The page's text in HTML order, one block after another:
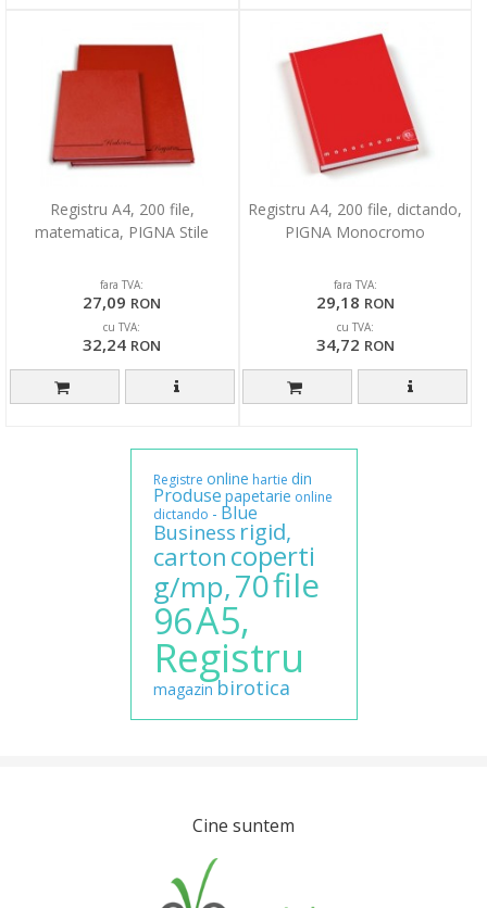
Registru A4, 200 file,
matematica, PIGNA Stile
fara TVA:
27,09 RON
cu TVA:
32,24 RON
Registru A4, 200 file, dictando,
PIGNA Monocromo
fara TVA:
29,18 RON
cu TVA:
34,72 RON
Registre online hartie din
Produse papetarie online
dictando - Blue
Business rigid,
carton coperti
g/mp,70file
96A5,
Registru
magazinbirotica
Cine suntem